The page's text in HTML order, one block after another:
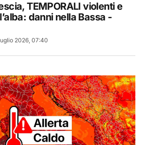
TEMPORALI violenti e
danni nella Bassa -
2026, 07:40